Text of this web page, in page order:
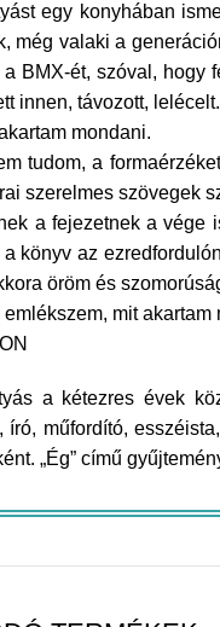
egy konyhában
még valaki a
a BMX-ét, szóval,
innen, távozott,
mondani.
tudom, a
szerelmes szövegek
a fejezetnek a vége
könyv az
öröm és
emlékszem, mit akartam
a kétezres évek
író, műfordító,
„Ég” című